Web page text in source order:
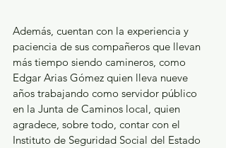
Además, cuentan con la experiencia y
paciencia de sus compañeros que llevan
más tiempo siendo camineros, como
Edgar Arias Gómez quien lleva nueve
años trabajando como servidor público
en la Junta de Caminos local, quien
agradece, sobre todo, contar con el
Instituto de Seguridad Social del Estado